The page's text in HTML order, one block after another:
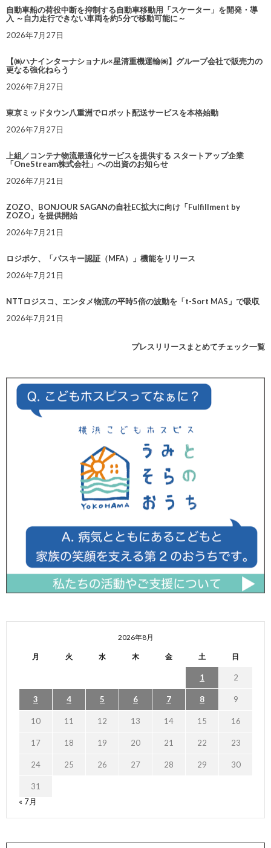
自動車船の荷役中断を抑制する自動車移動用「スケーター」を開発・導
入 ～自力走行できない車両を約5分で移動可能に～
2026年7月27日
【㈱ハナインターナショナル×星清重機運輸㈱】グループ会社で販売力の
更なる強化ねらう
2026年7月27日
東京ミッドタウン八重洲でロボット配送サービスを本格始動
2026年7月27日
上組／コンテナ物流最適化サービスを提供する スタートアップ企業
「OneStream株式会社」への出資のお知らせ
2026年7月21日
ZOZO、BONJOUR SAGANの自社EC拡大に向け「Fulfillment by
ZOZO」を提供開始
2026年7月21日
ロジポケ、「パスキー認証（MFA）」機能をリリース
2026年7月21日
NTTロジスコ、エンタメ物流の平時5倍の波動を「t-Sort MAS」で吸収
2026年7月21日
プレスリリースまとめてチェック一覧
2026年8月
月 火 水 木 金 土 日
1 2
3 4 5 6 7 8 9
10 11 12 13 14 15 16
17 18 19 20 21 22 23
24 25 26 27 28 29 30
31
« 7月